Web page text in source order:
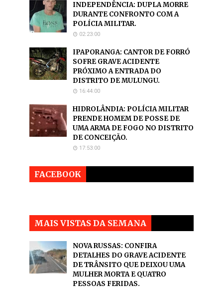
INDEPENDÊNCIA: DUPLA MORRE
DURANTE CONFRONTO COM A
POLÍCIA MILITAR.
02:23:00
IPAPORANGA: CANTOR DE FORRÓ
SOFRE GRAVE ACIDENTE
PRÓXIMO A ENTRADA DO
DISTRITO DE MULUNGU.
16:44:00
HIDROLÂNDIA: POLÍCIA MILITAR
PRENDE HOMEM DE POSSE DE
UMA ARMA DE FOGO NO DISTRITO
DE CONCEIÇÃO.
17:53:00
FACEBOOK
MAIS VISTAS DA SEMANA
NOVA RUSSAS: CONFIRA
DETALHES DO GRAVE ACIDENTE
DE TRÂNSITO QUE DEIXOU UMA
MULHER MORTA E QUATRO
PESSOAS FERIDAS.